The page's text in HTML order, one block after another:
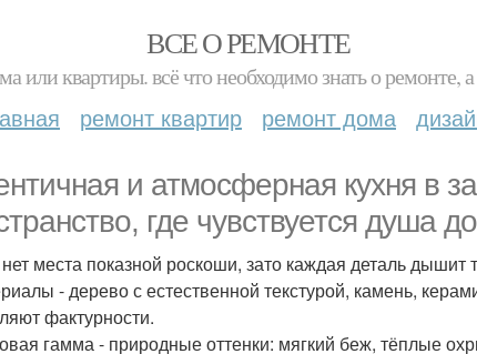
ВСЕ О РЕМОНТЕ
или квартиры. всё что необходимо знать о
ремонт квартир ремонт дома
и атмосферная кухня в
где чувствуется душа
места показной роскоши, зато каждая деталь дышит
- дерево с естественной текстурой, камень,
фактурности.
гамма - природные оттенки: мягкий беж, тёплые